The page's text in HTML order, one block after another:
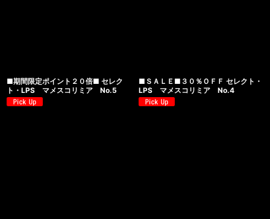
■期間限定ポイント２０倍■ セレク
ト・LPS マメスコリミア No.5
■ＳＡＬＥ■３０％ＯＦＦ セレクト・
LPS マメスコリミア No.4